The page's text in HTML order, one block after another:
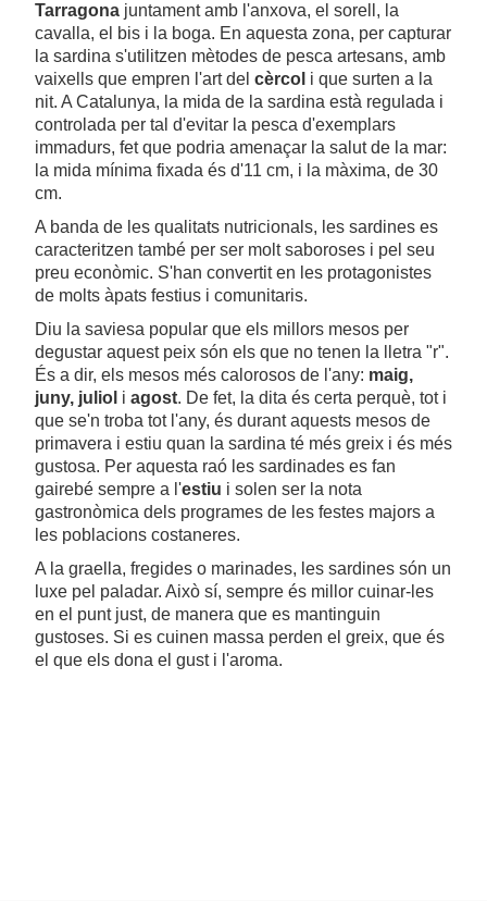
Tarragona juntament amb l'anxova, el sorell, la
cavalla, el bis i la boga. En aquesta zona, per capturar
la sardina s'utilitzen mètodes de pesca artesans, amb
vaixells que empren l'art del cèrcol i que surten a la
nit. A Catalunya, la mida de la sardina està regulada i
controlada per tal d'evitar la pesca d'exemplars
immadurs, fet que podria amenaçar la salut de la mar:
la mida mínima fixada és d'11 cm, i la màxima, de 30
cm.
A banda de les qualitats nutricionals, les sardines es
caracteritzen també per ser molt saboroses i pel seu
preu econòmic. S'han convertit en les protagonistes
de molts àpats festius i comunitaris.
Diu la saviesa popular que els millors mesos per
degustar aquest peix són els que no tenen la lletra "r".
És a dir, els mesos més calorosos de l'any: maig,
juny, juliol i agost. De fet, la dita és certa perquè, tot i
que se'n troba tot l'any, és durant aquests mesos de
primavera i estiu quan la sardina té més greix i és més
gustosa. Per aquesta raó les sardinades es fan
gairebé sempre a l'estiu i solen ser la nota
gastronòmica dels programes de les festes majors a
les poblacions costaneres.
A la graella, fregides o marinades, les sardines són un
luxe pel paladar. Això sí, sempre és millor cuinar-les
en el punt just, de manera que es mantinguin
gustoses. Si es cuinen massa perden el greix, que és
el que els dona el gust i l'aroma.